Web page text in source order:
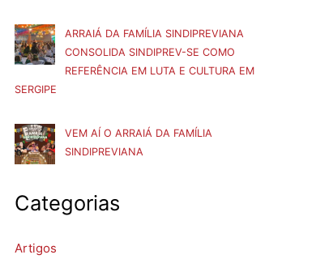
ARRAIÁ DA FAMÍLIA SINDIPREVIANA
CONSOLIDA SINDIPREV-SE COMO
REFERÊNCIA EM LUTA E CULTURA EM
SERGIPE
VEM AÍ O ARRAIÁ DA FAMÍLIA
SINDIPREVIANA
Categorias
Artigos